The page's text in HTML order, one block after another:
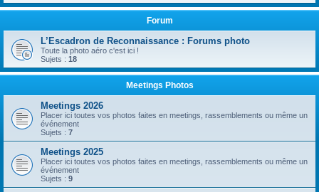
Forum
L’Escadron de Reconnaissance : Forums photo
Toute la photo aéro c'est ici !
Sujets : 18
Meetings Photos
Meetings 2026
Placer ici toutes vos photos faites en meetings, rassemblements ou même un
événement
Sujets : 7
Meetings 2025
Placer ici toutes vos photos faites en meetings, rassemblements ou même un
événement
Sujets : 9